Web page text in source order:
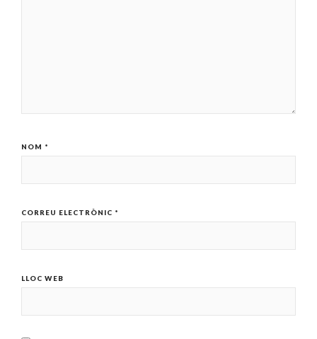
NOM *
CORREU ELECTRÒNIC *
LLOC WEB